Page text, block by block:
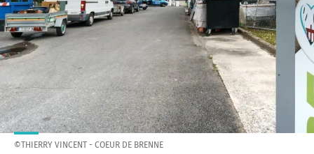
©THIERRY VINCENT - COEUR DE BRENNE